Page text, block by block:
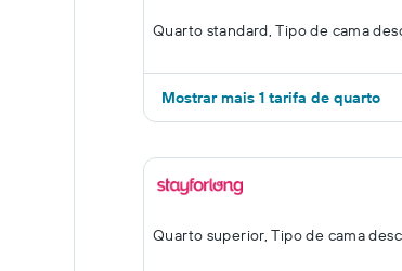
Quarto standard, Tipo de cama
Mostrar mais 1 tarifa de quarto
Quarto superior, Tipo de cama